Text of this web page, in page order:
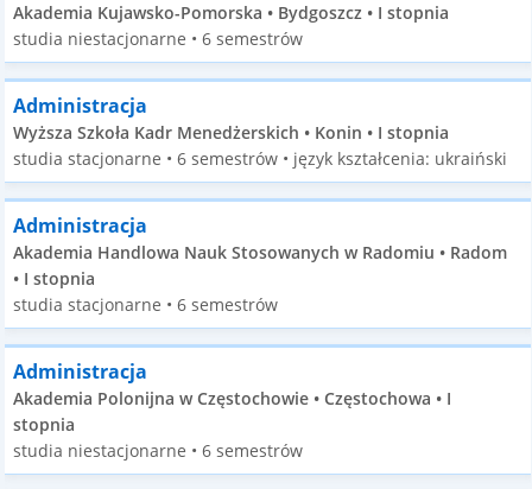
Akademia Kujawsko-Pomorska • Bydgoszcz • I stopnia
studia niestacjonarne • 6 semestrów
Administracja
Wyższa Szkoła Kadr Menedżerskich • Konin • I stopnia
studia stacjonarne • 6 semestrów • język kształcenia: ukraiński
Administracja
Akademia Handlowa Nauk Stosowanych w Radomiu • Radom
• I stopnia
studia stacjonarne • 6 semestrów
Administracja
Akademia Polonijna w Częstochowie • Częstochowa • I
stopnia
studia niestacjonarne • 6 semestrów